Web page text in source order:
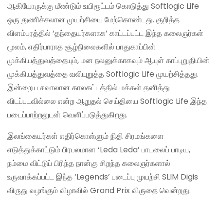
ஆகியோருக்கு மீண்டும் உயிரூட்டம் கொடுத்து Softlogic Life
ஒரு துணிச்சலான முயற்சியை மேற்கொண்டது. குறித்த
விளம்பரத்தில் ‘தந்தையர்களாக’ காட்டப்பட்ட இந்த கலைஞர்கள்
மூலம், எதிர்பாராத சூழ்நிலைகளில் பாதுகாப்பின்
முக்கியத்துவத்தையும், மன நலனுக்காகவும் ஆயுள் காப்புறுதியின்
முக்கியத்துவத்தை வலியுறுத்த Softlogic Life முயற்சித்தது.
இன்றைய சவாலான காலகட்டத்தில் மக்கள் தனித்து
விடப்படவில்லை என்ற ஆறுதல் செய்தியை Softlogic Life இந்த
படைப்பாற்றலுடன் வெளிப்படுத்துகிறது.
இலங்கையர்கள் எதிர்கொள்ளும் நிதி சிரமங்களை
எடுத்துக்காட்டும் பிரபலமான ‘Leda Leda’ பாடலைப் பாடிய,
நம்மை விட்டுப் பிரிந்த நான்கு சிறந்த கலைஞர்களால்
உருவாக்கப்பட்ட இந்த ‘Legends’ படைப்பு முயற்சி SLIM Digis
விருது வழங்கும் விழாவில் Grand Prix விருதை வென்றது.